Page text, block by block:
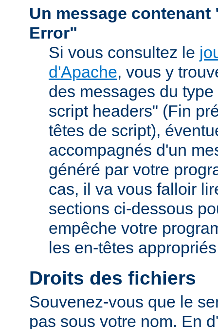
Un message contenant
Error"
Si vous consultez le
d'Apache, vous y
des messages du
script headers" (Fin
têtes de script),
accompagnés d'un
généré par votre
cas, il va vous falloir
sections ci-dessous
empêche votre
les en-têtes
Droits des fichiers
Souvenez-vous que le
pas sous votre nom. En